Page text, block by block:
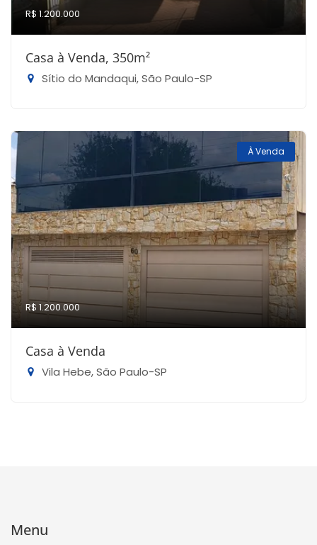
R$ 1.200.000
Casa à Venda, 350m²
Sítio do Mandaqui, São Paulo-SP
À Venda
R$ 1.200.000
Casa à Venda
Vila Hebe, São Paulo-SP
Menu